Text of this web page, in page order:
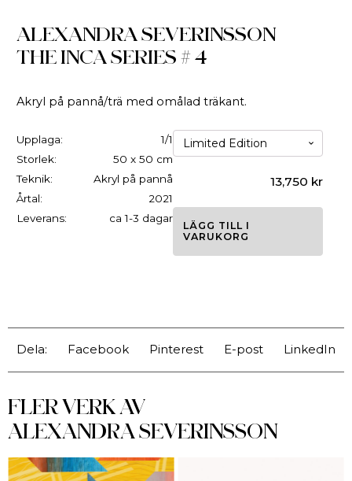
ALEXANDRA SEVERINSSON
THE INCA SERIES # 4
Akryl på pannå/trä med omålad träkant.
Upplaga:
1/1
Storlek:
50 x 50 cm
Teknik:
Akryl på pannå
Årtal:
2021
Leverans:
ca 1-3 dagar
13,750 kr
LÄGG TILL I
VARUKORG
Dela: Facebook Pinterest E-post LinkedIn
FLER VERK AV
ALEXANDRA SEVERINSSON